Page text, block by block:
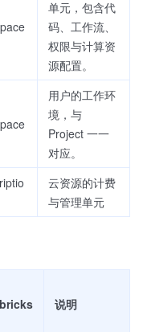
单元，包含代
码、工作流、
权限与计算资
源配置。
用户的工作环
境，与
Project 一一
对应。
云资源的计费
与管理单元
说明